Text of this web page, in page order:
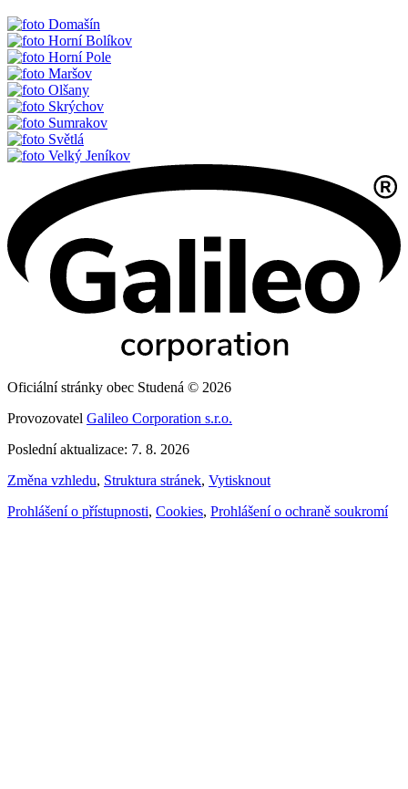
Domašín
Horní Bolíkov
Horní Pole
Maršov
Olšany
Skrýchov
Sumrakov
Světlá
Velký Jeníkov
Oficiální stránky obec Studená © 2026
Provozovatel Galileo Corporation s.r.o.
Poslední aktualizace: 7. 8. 2026
Změna vzhledu, Struktura stránek, Vytisknout
Prohlášení o přístupnosti, Cookies, Prohlášení o ochraně soukromí